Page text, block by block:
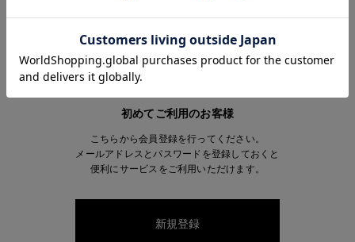
初めてご利用のお客様
こちらから会員登録を行ってください。
メールアドレスとパスワードを登録しておくと
便利にサービスをご利用いただけます。